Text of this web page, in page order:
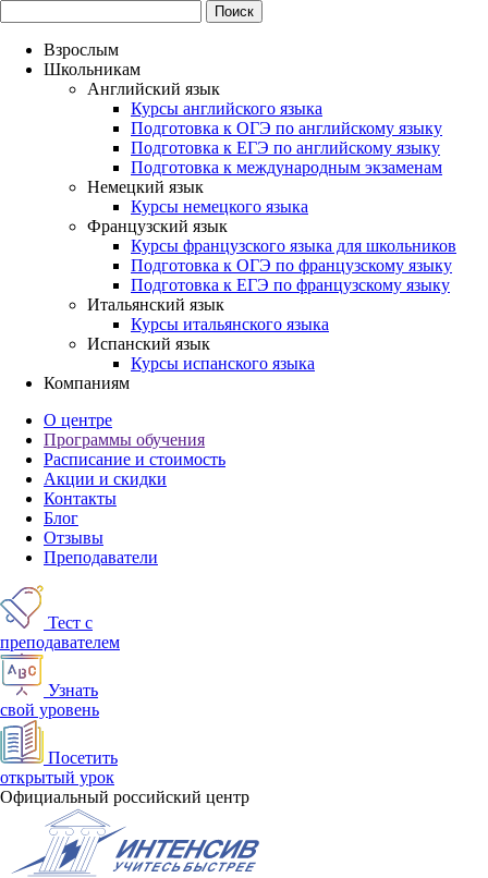
Взрослым
Школьникам
Английский язык
Курсы английского языка
Подготовка к ОГЭ по английскому языку
Подготовка к ЕГЭ по английскому языку
Подготовка к международным экзаменам
Немецкий язык
Курсы немецкого языка
Французский язык
Курсы французского языка для школьников
Подготовка к ОГЭ по французскому языку
Подготовка к ЕГЭ по французскому языку
Итальянский язык
Курсы итальянского языка
Испанский язык
Курсы испанского языка
Компаниям
О центре
Программы обучения
Расписание и стоимость
Акции и скидки
Контакты
Блог
Отзывы
Преподаватели
Тест с
преподавателем
Узнать
свой уровень
Посетить
открытый урок
Официальный российский центр